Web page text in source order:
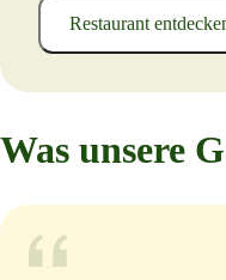
Restaurant
Was unsere